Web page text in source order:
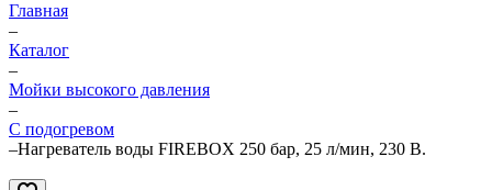
Главная
–
Каталог
–
Мойки высокого давления
–
С подогревом
–Нагреватель воды FIREBOX 250 бар, 25 л/мин, 230 В.